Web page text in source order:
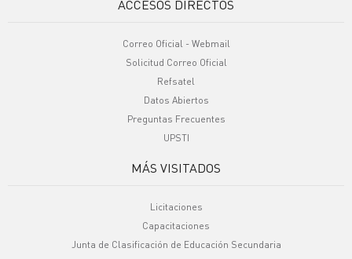
ACCESOS DIRECTOS
Correo Oficial - Webmail
Solicitud Correo Oficial
Refsatel
Datos Abiertos
Preguntas Frecuentes
UPSTI
MÁS VISITADOS
Licitaciones
Capacitaciones
Junta de Clasificación de Educación Secundaria